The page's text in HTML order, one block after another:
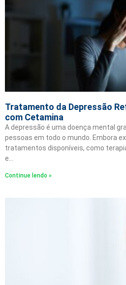
Tratamento da Depressão
com Cetamina
A depressão é uma doença mental
pessoas em todo o mundo. Embora
tratamentos disponíveis, como
e…
Continue lendo »